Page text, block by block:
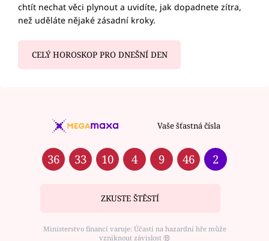
chtít nechat věci plynout a uvidíte, jak dopadnete zítra,
než uděláte nějaké zásadní kroky.
CELÝ HOROSKOP PRO DNEŠNÍ DEN
Vaše šťastná čísla
36 33 10 4 9 46 2
ZKUSTE ŠTĚSTÍ
Ministerstvo financí varuje: Účastí na hazardní hře může
vzniknout závislost ⑱